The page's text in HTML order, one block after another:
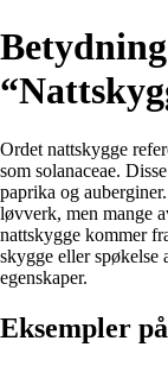
Ordet nattskygge
som solanaceae.
paprika og
løvverk, men mange
nattskygge kommer
skygge eller spøkelse
egenskaper.
Eksempler